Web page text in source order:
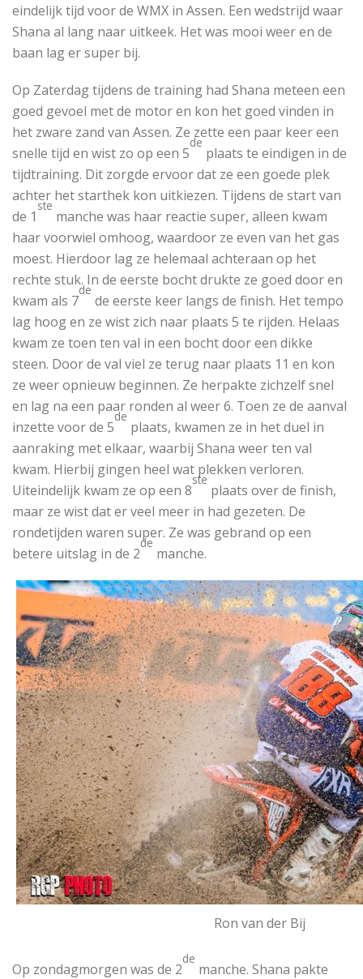
eindelijk tijd voor de WMX in Assen. Een wedstrijd waar
Shana al lang naar uitkeek. Het was mooi weer en de
baan lag er super bij.
Op Zaterdag tijdens de training had Shana meteen een
goed gevoel met de motor en kon het goed vinden in
het zware zand van Assen. Ze zette een paar keer een
snelle tijd en wist zo op een 5
de
plaats te eindigen in de
tijdtraining. Dit zorgde ervoor dat ze een goede plek
achter het starthek kon uitkiezen. Tijdens de start van
de 1
ste
manche was haar reactie super, alleen kwam
haar voorwiel omhoog, waardoor ze even van het gas
moest. Hierdoor lag ze helemaal achteraan op het
rechte stuk. In de eerste bocht drukte ze goed door en
kwam als 7
de
de eerste keer langs de finish. Het tempo
lag hoog en ze wist zich naar plaats 5 te rijden. Helaas
kwam ze toen ten val in een bocht door een dikke
steen. Door de val viel ze terug naar plaats 11 en kon
ze weer opnieuw beginnen. Ze herpakte zichzelf snel
en lag na een paar ronden al weer 6. Toen ze de aanval
inzette voor de 5
de
plaats, kwamen ze in het duel in
aanraking met elkaar, waarbij Shana weer ten val
kwam. Hierbij gingen heel wat plekken verloren.
Uiteindelijk kwam ze op een 8
ste
plaats over de finish,
maar ze wist dat er veel meer in had gezeten. De
rondetijden waren super. Ze was gebrand op een
betere uitslag in de 2
de
manche.
Ron van der Bij
Op zondagmorgen was de 2
de
manche. Shana pakte